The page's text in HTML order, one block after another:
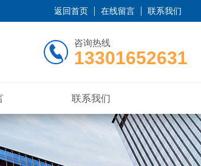
返回首页 在线留言 联系我们
咨询热线
13301652631
联系我们